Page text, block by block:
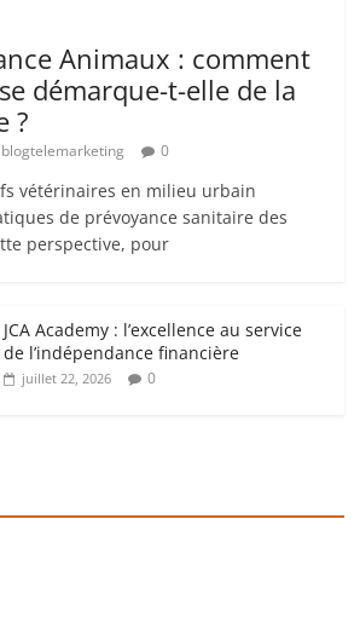
Animaux : comment
démarque-t-elle de la
?
blogtelemarketing 0
vétérinaires en milieu urbain
de prévoyance sanitaire des
perspective, pour
JCA Academy : l’excellence au service
de l’indépendance financière
juillet 22, 2026 0